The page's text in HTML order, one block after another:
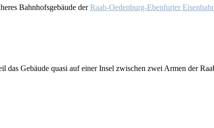
Bahn­hofs­ge­bäu­de derRaab-Oeden­burg-Eben­fur­ter
das Ge­bäu­de qua­si auf ei­ner In­sel zwi­schen zwei Ar­men der